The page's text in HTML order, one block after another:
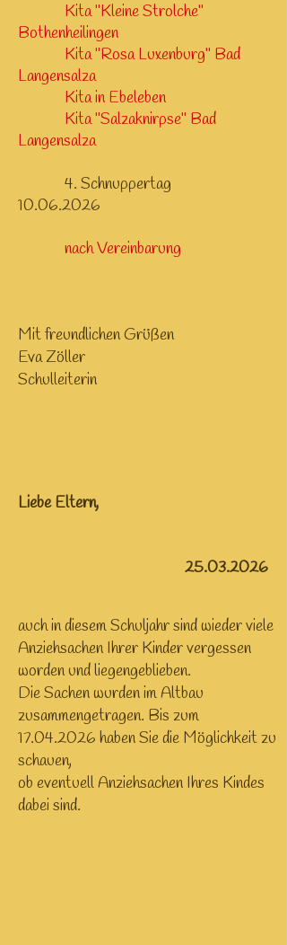
Kita "Kleine Strolche"
Bothenheilingen
Kita "Rosa Luxenburg" Bad
Langensalza
Kita in Ebeleben
Kita "Salzaknirpse" Bad
Langensalza
4. Schnuppertag
10.06.2026
nach Vereinbarung
Mit freundlichen Grüßen
Eva Zöller
Schulleiterin
Liebe Eltern,
25.03.2026
auch in diesem Schuljahr sind wieder viele
Anziehsachen Ihrer Kinder vergessen
worden und liegengeblieben.
Die Sachen wurden im Altbau
zusammengetragen. Bis zum
17.04.2026 haben Sie die Möglichkeit zu
schauen,
ob eventuell Anziehsachen Ihres Kindes
dabei sind.